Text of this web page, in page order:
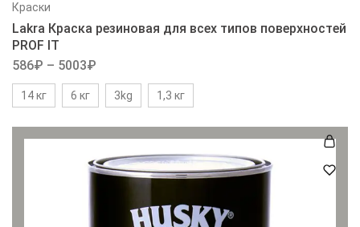
Краски
Lakra Краска резиновая для всех типов поверхностей
PROF IT
586₽ – 5003₽
14 кг 6 кг 3kg 1,3 кг